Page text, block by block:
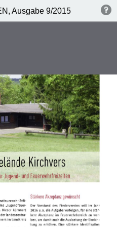
Ausgabe 9/2015